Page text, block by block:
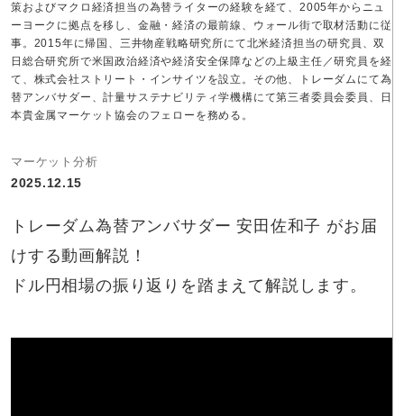
策およびマクロ経済担当の為替ライターの経験を経て、2005年からニュ
ーヨークに拠点を移し、金融・経済の最前線、ウォール街で取材活動に従
事。2015年に帰国、三井物産戦略研究所にて北米経済担当の研究員、双
日総合研究所で米国政治経済や経済安全保障などの上級主任／研究員を経
て、株式会社ストリート・インサイツを設立。その他、トレーダムにて為
替アンバサダー、計量サステナビリティ学機構にて第三者委員会委員、日
本貴金属マーケット協会のフェローを務める。
マーケット分析
2025.12.15
トレーダム為替アンバサダー 安田佐和子 がお届
けする動画解説！
ドル円相場の振り返りを踏まえて解説します。